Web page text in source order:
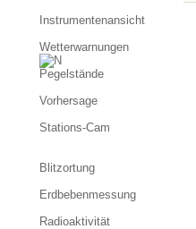
Instrumentenansicht
Wetterwarnungen
Pegelstände
Vorhersage
Stations-Cam
Blitzortung
Erdbebenmessung
Radioaktivität